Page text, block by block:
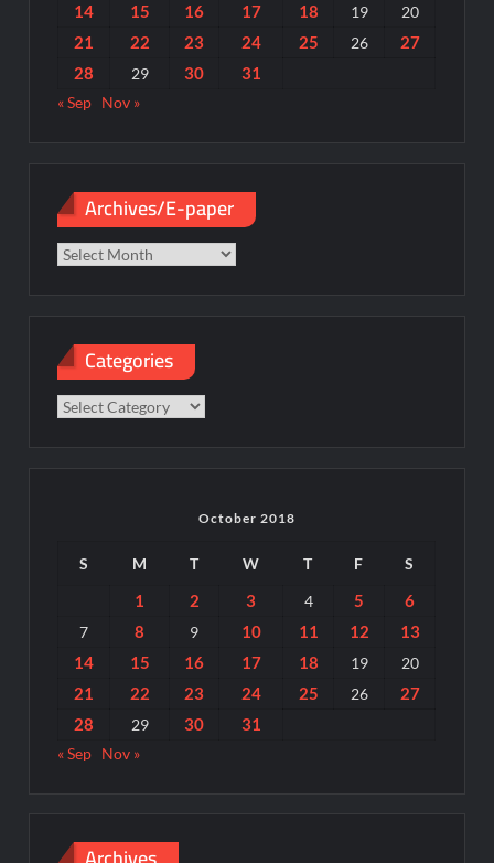
14
15 16 17 18 19 20
21 22 23 24 25 26
27
28
29 30 31
« Sep Nov »
Archives/E-paper
Categories
Categories
October 2018
S M T W T F S
1 2 3 4 5 6
7 8 9 10 11 12
13
14
15 16 17 18 19 20
21 22 23 24 25 26
27
28
29 30 31
« Sep Nov »